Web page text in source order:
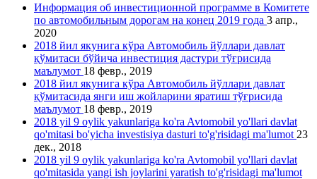
Информация об инвестиционной программе в Комитете
по автомобильным дорогам на конец 2019 года 3 апр.,
2020
2018 йил якунига кўра Автомобиль йўллари давлат
қўмитаси бўйича инвестиция дастури тўғрисида
маълумот 18 февр., 2019
2018 йил якунига кўра Автомобиль йўллари давлат
қўмитасида янги иш жойларини яратиш тўғрисида
маълумот 18 февр., 2019
2018 yil 9 oylik yakunlariga ko'ra Avtomobil yo'llari davlat
qo'mitasi bo'yicha investisiya dasturi to'g'risidagi ma'lumot 23
дек., 2018
2018 yil 9 oylik yakunlariga ko'ra Avtomobil yo'llari davlat
qo'mitasida yangi ish joylarini yаratish to'g'risidagi ma'lumot